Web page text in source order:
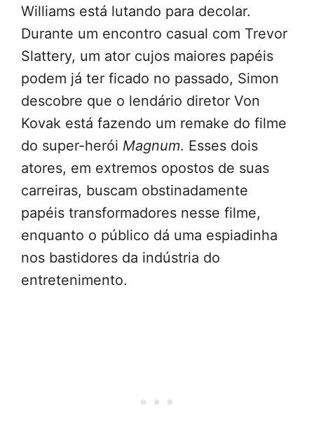
Williams está lutando para decolar.
Durante um encontro casual com Trevor
Slattery, um ator cujos maiores papéis
podem já ter ficado no passado, Simon
descobre que o lendário diretor Von
Kovak está fazendo um remake do filme
do super-herói Magnum. Esses dois
atores, em extremos opostos de suas
carreiras, buscam obstinadamente
papéis transformadores nesse filme,
enquanto o público dá uma espiadinha
nos bastidores da indústria do
entretenimento.